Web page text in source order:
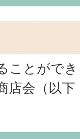
ことがで
店会（以